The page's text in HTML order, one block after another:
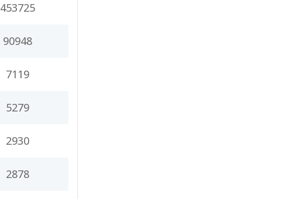
453725
90948
7119
5279
2930
2878